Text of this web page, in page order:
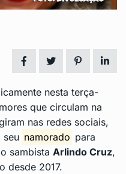
nesta terça-
que circulam na
nas redes sociais,
seu namorado para
sambista Arlindo Cruz,
desde 2017.